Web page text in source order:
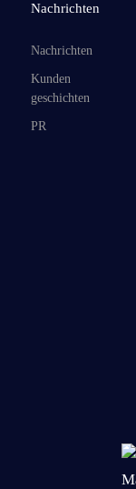
Nachrichten
Nachrichten
Kunden
geschichten
PR